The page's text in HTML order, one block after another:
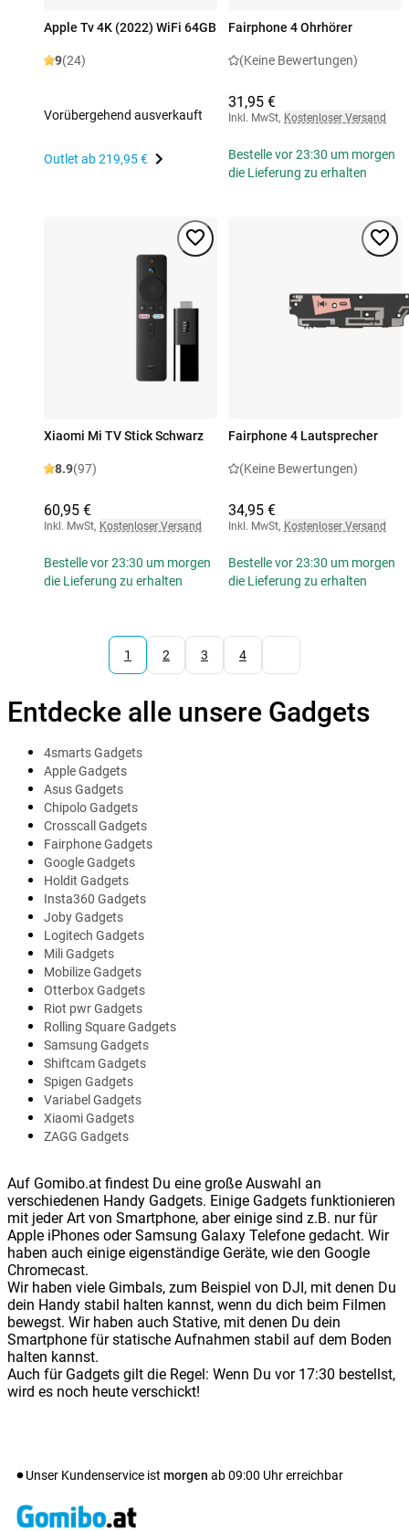
Apple Tv 4K (2022) WiFi 64GB
9(24)
Vorübergehend ausverkauft
Outlet ab219,95 €
Fairphone 4 Ohrhörer
(Keine Bewertungen)
31,95 €
Inkl. MwSt, Kostenloser Versand
Bestelle vor 23:30 um morgen
die Lieferung zu erhalten
Xiaomi Mi TV Stick Schwarz
8.9(97)
60,95 €
Inkl. MwSt, Kostenloser Versand
Bestelle vor 23:30 um morgen
die Lieferung zu erhalten
Fairphone 4 Lautsprecher
(Keine Bewertungen)
34,95 €
Inkl. MwSt, Kostenloser Versand
Bestelle vor 23:30 um morgen
die Lieferung zu erhalten
1 2 3 4
Entdecke alle unsere Gadgets
4smarts Gadgets
Apple Gadgets
Asus Gadgets
Chipolo Gadgets
Crosscall Gadgets
Fairphone Gadgets
Google Gadgets
Holdit Gadgets
Insta360 Gadgets
Joby Gadgets
Logitech Gadgets
Mili Gadgets
Mobilize Gadgets
Otterbox Gadgets
Riot pwr Gadgets
Rolling Square Gadgets
Samsung Gadgets
Shiftcam Gadgets
Spigen Gadgets
Variabel Gadgets
Xiaomi Gadgets
ZAGG Gadgets
Auf Gomibo.at findest Du eine große Auswahl an
verschiedenen Handy Gadgets. Einige Gadgets funktionieren
mit jeder Art von Smartphone, aber einige sind z.B. nur für
Apple iPhones oder Samsung Galaxy Telefone gedacht. Wir
haben auch einige eigenständige Geräte, wie den Google
Chromecast.
Wir haben viele Gimbals, zum Beispiel von DJI, mit denen Du
dein Handy stabil halten kannst, wenn du dich beim Filmen
bewegst. Wir haben auch Stative, mit denen Du dein
Smartphone für statische Aufnahmen stabil auf dem Boden
halten kannst.
Auch für Gadgets gilt die Regel: Wenn Du vor 17:30 bestellst,
wird es noch heute verschickt!
Unser Kundenservice ist morgen ab09:00 Uhr erreichbar